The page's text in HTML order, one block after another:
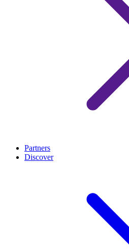
Partners
Discover